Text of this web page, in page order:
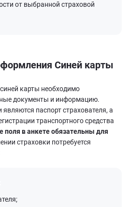
от выбранной страховой
Синей карты
карты необходимо
документы и информацию.
паспорт страхователя, а
транспортного средства
поля в анкете обязательны для
страховки потребуется